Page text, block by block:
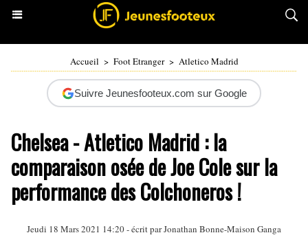
Accueil > Foot Etranger > Atletico Madrid
Suivre Jeunesfooteux.com sur Google
Chelsea - Atletico Madrid : la
comparaison osée de Joe Cole sur la
performance des Colchoneros !
Jeudi 18 Mars 2021 14:20 - écrit parJonathan Bonne-Maison Ganga